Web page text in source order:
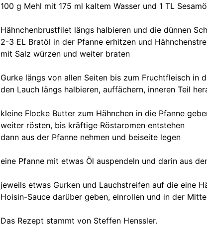
100 g Mehl mit 175 ml kaltem Wasser und 1 TL
Hähnchenbrustfilet längs halbieren und die dünnen
2-3 EL Bratöl in der Pfanne erhitzen und
mit Salz würzen und weiter braten
Gurke längs von allen Seiten bis zum Fruchtfleisch in
den Lauch längs halbieren, auffächern, inneren Teil
kleine Flocke Butter zum Hähnchen in die Pfanne
weiter rösten, bis kräftige Röstaromen entstehen
dann aus der Pfanne nehmen und beiseite legen
eine Pfanne mit etwas Öl auspendeln und darin aus
jeweils etwas Gurken und Lauchstreifen auf die eine
Hoisin-Sauce darüber geben, einrollen und in der
Das Rezept stammt von Steffen Henssler.